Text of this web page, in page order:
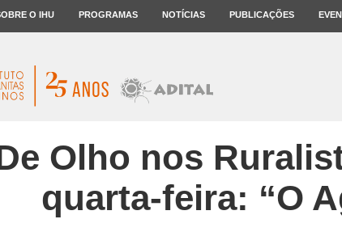
O IHU PROGRAMAS NOTÍCIAS PUBLICAÇÕES
Olho nos
quarta-feira: “O